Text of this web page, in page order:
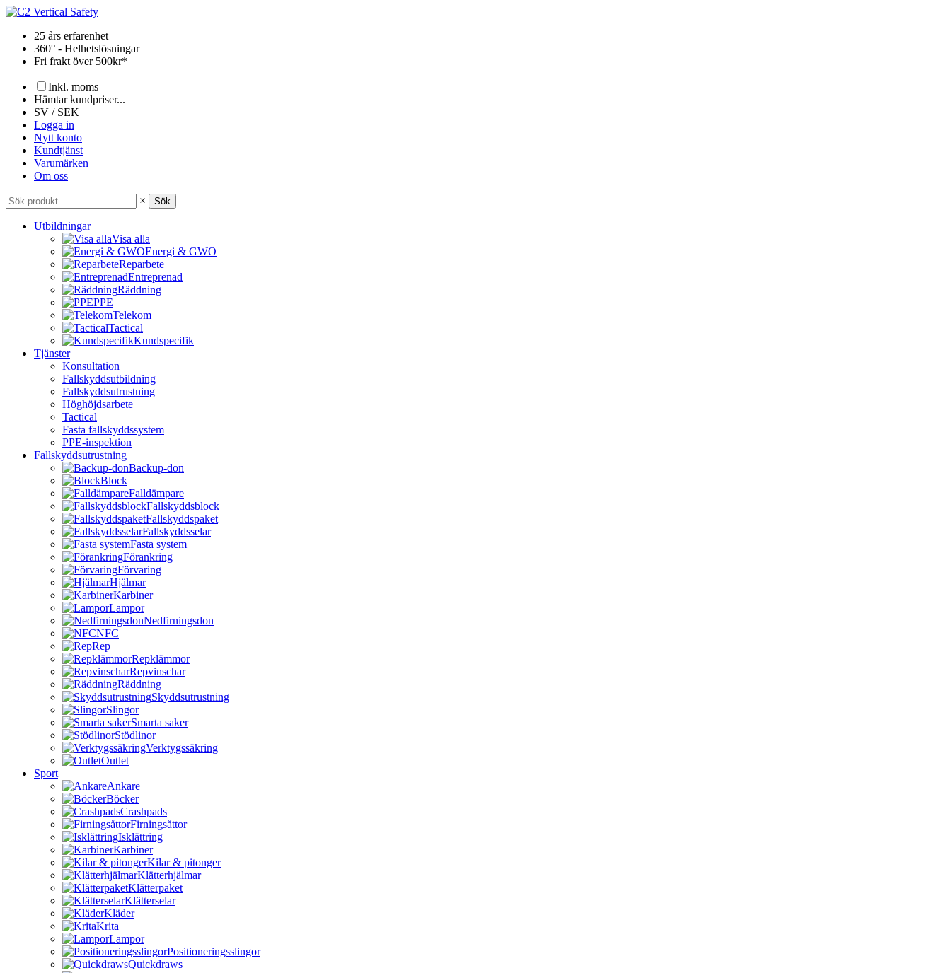
Hoppa
innehåll25 års erfarenhet
360° - Helhetslösningar
Fri frakt över 500kr*
Inkl. moms
Hämtar kundpriser...
SV / SEK
Logga in
Nytt konto
Kundtjänst
Varumärken
Om oss
× Sök
Utbildningar
Visa alla
Energi & GWO
Reparbete
Entreprenad
Räddning
PPE
Telekom
Tactical
Kundspecifik
Tjänster
Konsultation
Fallskyddsutbildning
Fallskyddsutrustning
Höghöjdsarbete
Tactical
Fasta fallskyddssystem
PPE-inspektion
Fallskyddsutrustning
Backup-don
Block
Falldämpare
Fallskyddsblock
Fallskyddspaket
Fallskyddsselar
Fasta system
Förankring
Förvaring
Hjälmar
Karbiner
Lampor
Nedfirningsdon
NFC
Rep
Repklämmor
Repvinschar
Räddning
Skyddsutrustning
Slingor
Smarta saker
Stödlinor
Verktygssäkring
Outlet
Sport
Ankare
Böcker
Crashpads
Firningsåttor
Isklättring
Karbiner
Kilar & pitonger
Klätterhjälmar
Klätterpaket
Klätterselar
Kläder
Krita
Lampor
Positioneringsslingor
Quickdraws